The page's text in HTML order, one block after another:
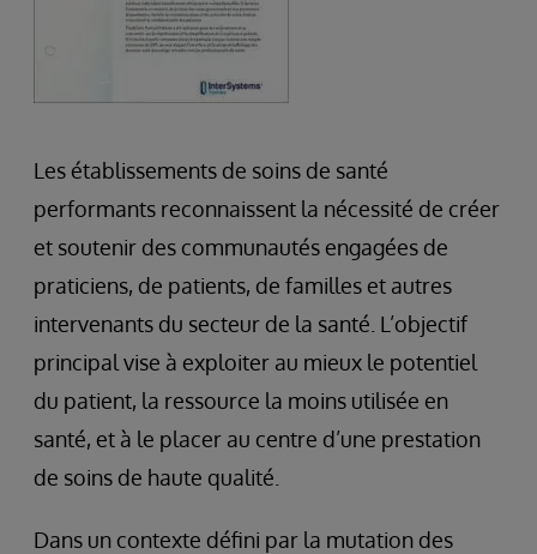
Les établissements de soins de santé
performants reconnaissent la nécessité de créer
et soutenir des communautés engagées de
praticiens, de patients, de familles et autres
intervenants du secteur de la santé. L’objectif
principal vise à exploiter au mieux le potentiel
du patient, la ressource la moins utilisée en
santé, et à le placer au centre d’une prestation
de soins de haute qualité.
Dans un contexte défini par la mutation des